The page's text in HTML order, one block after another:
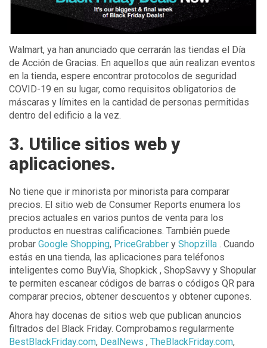
Walmart, ya han anunciado que cerrarán las tiendas el Día
de Acción de Gracias. En aquellos que aún realizan eventos
en la tienda, espere encontrar protocolos de seguridad
COVID-19 en su lugar, como requisitos obligatorios de
máscaras y límites en la cantidad de personas permitidas
dentro del edificio a la vez.
3. Utilice sitios web y
aplicaciones.
No tiene que ir minorista por minorista para comparar
precios. El sitio web de Consumer Reports enumera los
precios actuales en varios puntos de venta para los
productos en nuestras calificaciones. También puede
probar Google Shopping, PriceGrabber y Shopzilla . Cuando
estás en una tienda, las aplicaciones para teléfonos
inteligentes como BuyVia, Shopkick , ShopSavvy y Shopular
te permiten escanear códigos de barras o códigos QR para
comparar precios, obtener descuentos y obtener cupones.
Ahora hay docenas de sitios web que publican anuncios
filtrados del Black Friday. Comprobamos regularmente
BestBlackFriday.com, DealNews , TheBlackFriday.com,